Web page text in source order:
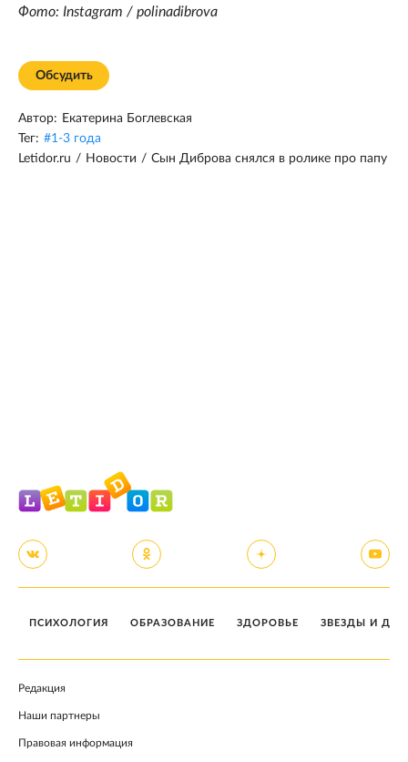
Фото: Instagram / polinadibrova
Обсудить
Автор: Екатерина Боглевская
Тег: #1-3 года
Letidor.ru / Новости / Сын Диброва снялся в ролике про папу
ПСИХОЛОГИЯ ОБРАЗОВАНИЕ ЗДОРОВЬЕ ЗВЕЗДЫ И
Редакция
Наши партнеры
Правовая информация